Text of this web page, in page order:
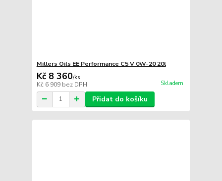
Millers Oils EE Performance C5 V 0W-20 20l
Kč 8 360/ks
Kč 6 909 bez DPH Skladem
Přidat do košíku